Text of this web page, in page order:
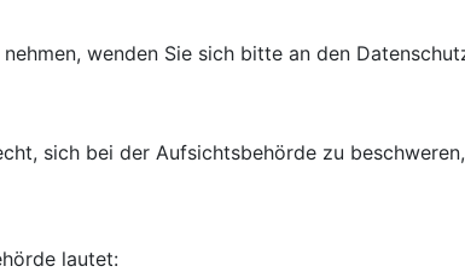
wenden Sie sich bitte an den
sich bei der Aufsichtsbehörde zu
lautet: